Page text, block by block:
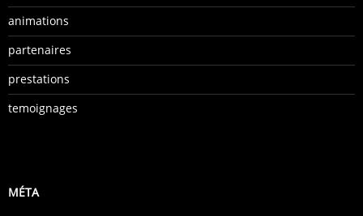
animations
partenaires
prestations
temoignages
MÉTA